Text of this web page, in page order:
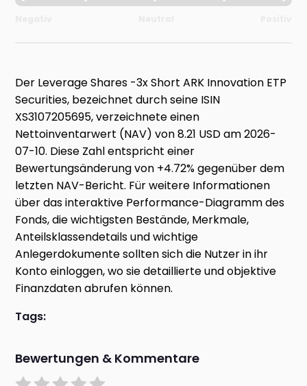
Der Leverage Shares -3x Short ARK Innovation ETP
Securities, bezeichnet durch seine ISIN
XS3107205695, verzeichnete einen
Nettoinventarwert (NAV) von 8.21 USD am 2026-
07-10. Diese Zahl entspricht einer
Bewertungsänderung von +4.72% gegenüber dem
letzten NAV-Bericht. Für weitere Informationen
über das interaktive Performance-Diagramm des
Fonds, die wichtigsten Bestände, Merkmale,
Anteilsklassendetails und wichtige
Anlegerdokumente sollten sich die Nutzer in ihr
Konto einloggen, wo sie detaillierte und objektive
Finanzdaten abrufen können.
Tags:
Bewertungen & Kommentare